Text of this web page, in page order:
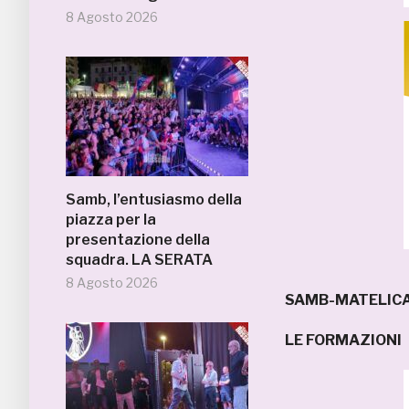
8 Agosto 2026
Samb, l’entusiasmo della
piazza per la
presentazione della
squadra. LA SERATA
8 Agosto 2026
SAMB-
LE FORMAZIONI